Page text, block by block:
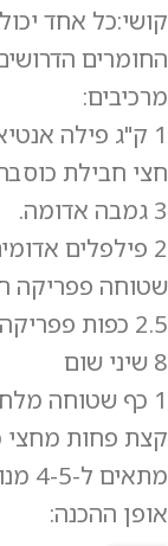
קושי:כל אחד יכול
החומרים
מרכיבים:
1 ק"ג פילה אנטיאס.
חצי חבילת
3 גמבה אדומה.
שטוחה פפריקה
2.5 כפות פפריקה אדומה
8 שיני שום
1 כף שטוחה מלח
קצת פחות מחצי
מתאים ל-4-5 מנות.
אופן ההכנה: